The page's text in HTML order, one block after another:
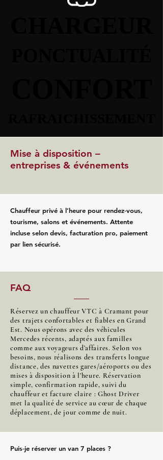
Mise à disposition –
entreprises & événements
Chauffeur privé à l’heure pour rendez‑vous,
tourisme, salons et événements. Attente
incluse selon devis, facturation pro, paiement
par lien sécurisé.
FAQ
Réservez un chauffeur VTC à Cramant pour
des trajets confortables et fiables en Grand
Est. Nous opérons avec des véhicules
Mercedes récents, adaptés aux familles
comme aux voyageurs d’affaires. Selon vos
besoins, nous réalisons des transferts longue
distance, des navettes gares/aéroports ou des
mises à disposition à l’heure. Réservation
simple, confirmation rapide, suivi du
chauffeur et facture claire : Ghost Driver
met la qualité de service au cœur de chaque
déplacement, de jour comme de nuit.
Puis‑je réserver un van 7 places ?